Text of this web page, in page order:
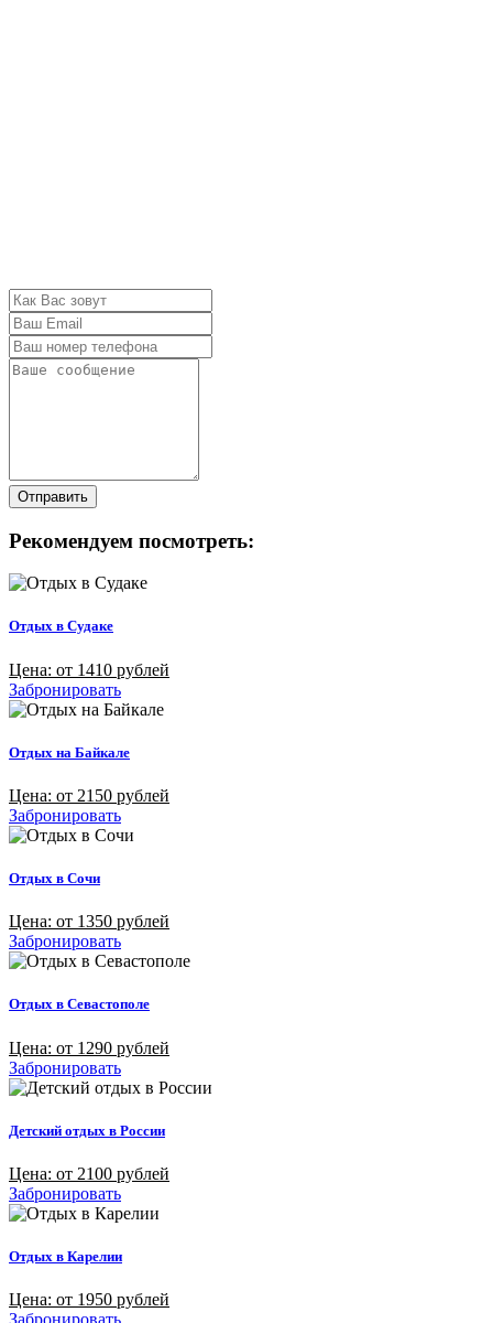
Отправить
Рекомендуем посмотреть:
Отдых в Судаке
Цена: от 1410 рублей
Забронировать
Отдых на Байкале
Цена: от 2150 рублей
Забронировать
Отдых в Сочи
Цена: от 1350 рублей
Забронировать
Отдых в Севастополе
Цена: от 1290 рублей
Забронировать
Детский отдых в России
Цена: от 2100 рублей
Забронировать
Отдых в Карелии
Цена: от 1950 рублей